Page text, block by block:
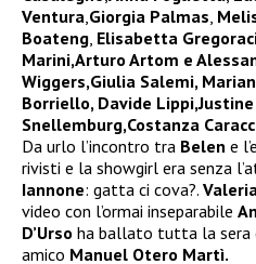
Ventura,Giorgia Palmas,
Boateng, Elisabetta
Marini,Arturo Artom e
Wiggers,Giulia Salemi,
Borriello, Davide
Snellemburg,Costanza
Da urlo l’incontro tra Belen e
rivisti e la showgirl era senza
Iannone: gatta ci cova?.
video con l’ormai inseparabile
D’Urso ha ballato tutta la sera
amico Manuel Otero Martì.